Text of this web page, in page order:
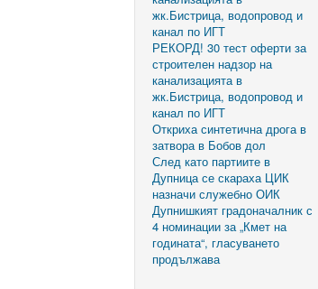
жк.Бистрица, водопровод и
канал по ИГТ
РЕКОРД! 30 тест оферти за
строителен надзор на
канализацията в
жк.Бистрица, водопровод и
канал по ИГТ
Откриха синтетична дрога в
затвора в Бобов дол
След като партиите в
Дупница се скараха ЦИК
назначи служебно ОИК
Дупнишкият градоначалник с
4 номинации за „Кмет на
годината“, гласуването
продължава